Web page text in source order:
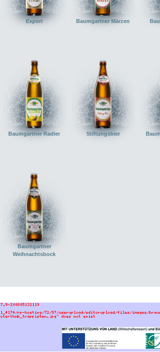
Export Baumgartner Märzen
Baumgartner Radler Stiftungsbier
Baumgartner
Weihnachtsbock